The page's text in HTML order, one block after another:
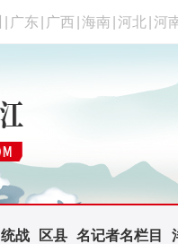
广东 广西 海南 河北 河
统战 区县 名记者名栏目